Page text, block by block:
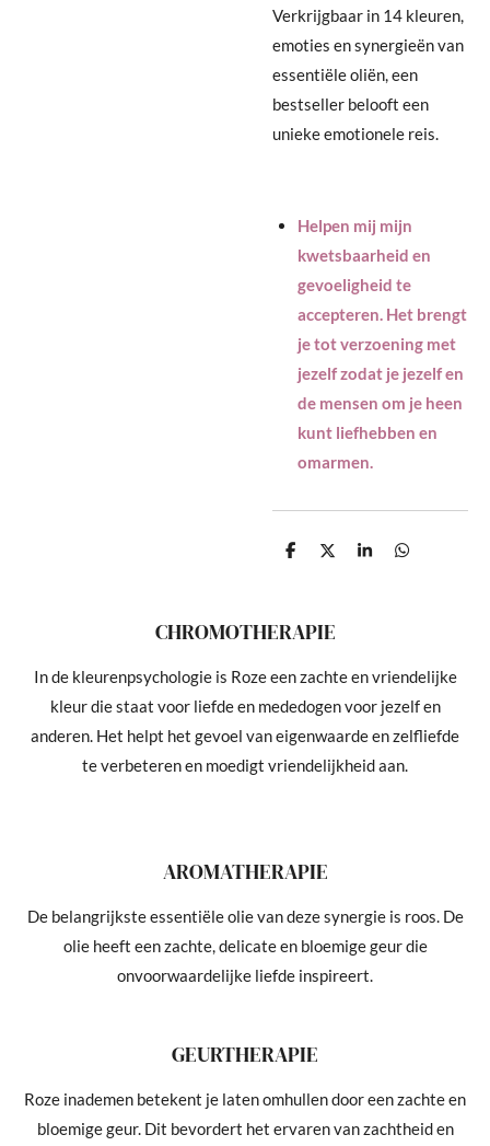
Verkrijgbaar in 14 kleuren,
emoties en synergieën van
essentiële oliën, een
bestseller belooft een
unieke emotionele reis.
Helpen mij mijn
kwetsbaarheid en
gevoeligheid te
accepteren. Het brengt
je tot verzoening met
jezelf zodat je jezelf en
de mensen om je heen
kunt liefhebben en
omarmen.
D
D
S
D
CHROMOTHERAPIE
In de kleurenpsychologie is Roze een zachte en vriendelijke
kleur die staat voor liefde en mededogen voor jezelf en
anderen. Het helpt het gevoel van eigenwaarde en zelfliefde
te verbeteren en moedigt vriendelijkheid aan.
AROMATHERAPIE
De belangrijkste essentiële olie van deze synergie is roos. De
olie heeft een zachte, delicate en bloemige geur die
onvoorwaardelijke liefde inspireert.
GEURTHERAPIE
Roze inademen betekent je laten omhullen door een zachte en
bloemige geur. Dit bevordert het ervaren van zachtheid en